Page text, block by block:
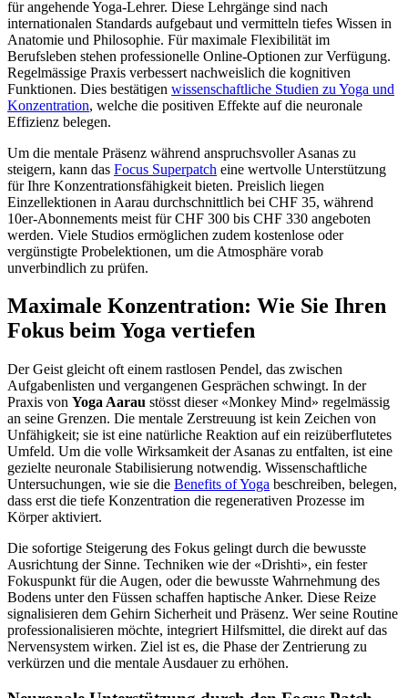
für angehende Yoga-Lehrer. Diese Lehrgänge sind nach
internationalen Standards aufgebaut und vermitteln tiefes Wissen in
Anatomie und Philosophie. Für maximale Flexibilität im
Berufsleben stehen professionelle Online-Optionen zur Verfügung.
Regelmässige Praxis verbessert nachweislich die kognitiven
Funktionen. Dies bestätigen wissenschaftliche Studien zu Yoga und
Konzentration, welche die positiven Effekte auf die neuronale
Effizienz belegen.
Um die mentale Präsenz während anspruchsvoller Asanas zu
steigern, kann das Focus Superpatch eine wertvolle Unterstützung
für Ihre Konzentrationsfähigkeit bieten. Preislich liegen
Einzellektionen in Aarau durchschnittlich bei CHF 35, während
10er-Abonnements meist für CHF 300 bis CHF 330 angeboten
werden. Viele Studios ermöglichen zudem kostenlose oder
vergünstigte Probelektionen, um die Atmosphäre vorab
unverbindlich zu prüfen.
Maximale Konzentration: Wie Sie Ihren
Fokus beim Yoga vertiefen
Der Geist gleicht oft einem rastlosen Pendel, das zwischen
Aufgabenlisten und vergangenen Gesprächen schwingt. In der
Praxis von Yoga Aarau stösst dieser «Monkey Mind» regelmässig
an seine Grenzen. Die mentale Zerstreuung ist kein Zeichen von
Unfähigkeit; sie ist eine natürliche Reaktion auf ein reizüberflutetes
Umfeld. Um die volle Wirksamkeit der Asanas zu entfalten, ist eine
gezielte neuronale Stabilisierung notwendig. Wissenschaftliche
Untersuchungen, wie sie die Benefits of Yoga beschreiben, belegen,
dass erst die tiefe Konzentration die regenerativen Prozesse im
Körper aktiviert.
Die sofortige Steigerung des Fokus gelingt durch die bewusste
Ausrichtung der Sinne. Techniken wie der «Drishti», ein fester
Fokuspunkt für die Augen, oder die bewusste Wahrnehmung des
Bodens unter den Füssen schaffen haptische Anker. Diese Reize
signalisieren dem Gehirn Sicherheit und Präsenz. Wer seine Routine
professionalisieren möchte, integriert Hilfsmittel, die direkt auf das
Nervensystem wirken. Ziel ist es, die Phase der Zentrierung zu
verkürzen und die mentale Ausdauer zu erhöhen.